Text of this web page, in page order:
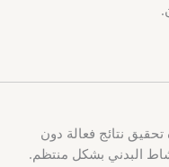
نتائج فعالة دون
البدني بشكل منتظم.